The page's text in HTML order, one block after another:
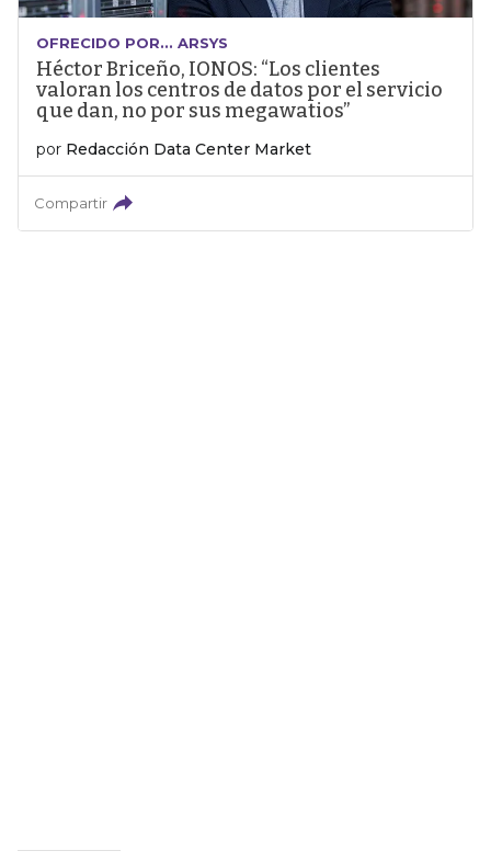
OFRECIDO POR... ARSYS
Héctor Briceño, IONOS: “Los clientes
valoran los centros de datos por el servicio
que dan, no por sus megawatios”
por Redacción Data Center Market
Compartir